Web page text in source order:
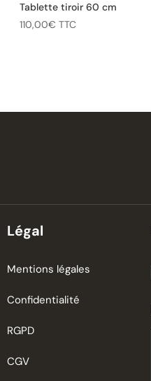
Tablette tiroir 60 cm
110,00€ TTC
Légal
Mentions légales
Confidentialité
RGPD
CGV